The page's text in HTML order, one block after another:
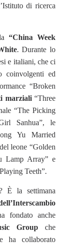
di ricerca
“China Week
. Durante lo
e italiani, che ci
coinvolgenti ed
“Broken
marziali“Three
“The Picking
Sanhua”, le
Yu Married
leone “Golden
Lamp Array” e
Teeth”.
È la settimana
fondato anche
Group che
ha collaborato